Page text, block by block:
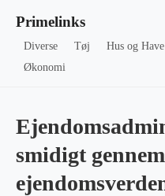
Primelinks
Diverse Tøj Hus og Have
Økonomi
smidigt gennem